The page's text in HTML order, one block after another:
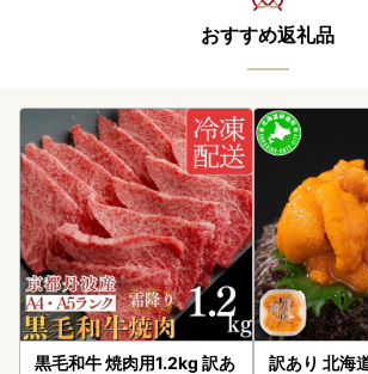
おすすめ返礼品
黒毛和牛 焼肉用1.2kg 訳あ
訳あり 北海